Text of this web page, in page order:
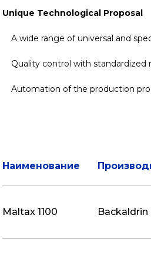
Unique Technological Proposal
A wide range of universal and
Quality control with standardized
Automation of the production
Наименование
Maltax 1100 Backaldrin